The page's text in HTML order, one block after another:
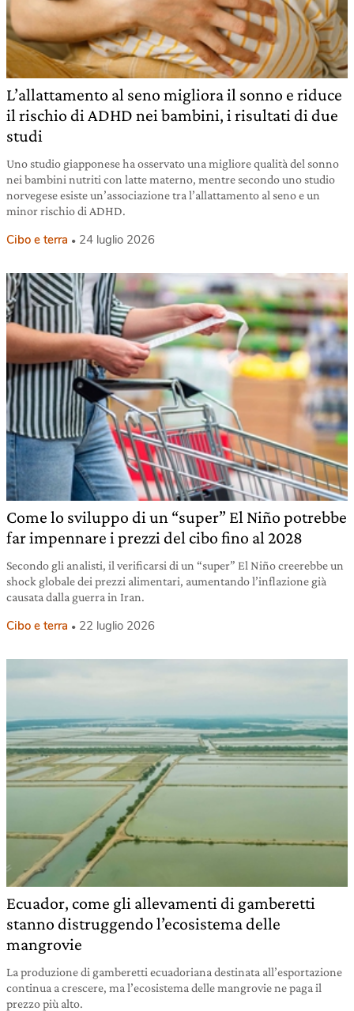
L’allattamento al seno migliora il sonno e riduce
il rischio di ADHD nei bambini, i risultati di due
studi
Uno studio giapponese ha osservato una migliore qualità del sonno
nei bambini nutriti con latte materno, mentre secondo uno studio
norvegese esiste un’associazione tra l’allattamento al seno e un
minor rischio di ADHD.
Cibo e terra 24 luglio 2026
Come lo sviluppo di un “super” El Niño potrebbe
far impennare i prezzi del cibo fino al 2028
Secondo gli analisti, il verificarsi di un “super” El Niño creerebbe un
shock globale dei prezzi alimentari, aumentando l’inflazione già
causata dalla guerra in Iran.
Cibo e terra 22 luglio 2026
Ecuador, come gli allevamenti di gamberetti
stanno distruggendo l’ecosistema delle
mangrovie
La produzione di gamberetti ecuadoriana destinata all’esportazione
continua a crescere, ma l’ecosistema delle mangrovie ne paga il
prezzo più alto.